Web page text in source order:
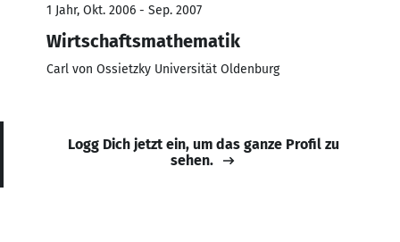
1 Jahr, Okt. 2006 - Sep. 2007
Wirtschaftsmathematik
Carl von Ossietzky Universität Oldenburg
Logg Dich jetzt ein, um das ganze Profil zu
sehen.